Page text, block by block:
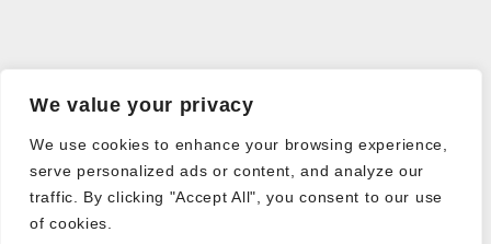
We value your privacy
We use cookies to enhance your browsing experience,
serve personalized ads or content, and analyze our
traffic. By clicking "Accept All", you consent to our use
of cookies.